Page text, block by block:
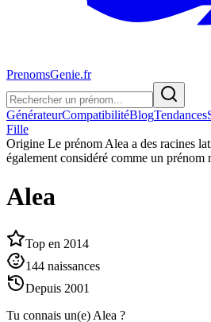
PrenomsGenie.fr
GénérateurCompatibilitéBlogTendances
Fille
Origine Le prénom Alea a des racines
également considéré comme un prénom
Alea
Top en 2014
144 naissances
Depuis 2001
Tu connais un(e) Alea ?